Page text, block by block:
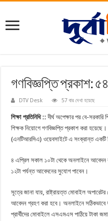
গণবিজ্ঞপ্তি প্রকাশ:
DTV Desk 57 বার দেখা হয়েছে
শিক্ষা প্রতিনিধি :: দীর্ঘ অপেক্ষার পর বে-
শিক্ষক নিয়োগে গণবিজ্ঞপ্তি প্রকাশ করা
(এনটিআরসিএ) ওয়েবসাইটে এ সংক্রান্ত একটি
৪ এপ্রিল সকাল ১০টা থেকে অনলাইনে আবেদন
১২টা পর্যন্ত আবেদনের সুযোগ পাবেন।
সূত্রে জানা যায়, রাষ্ট্রায়ত্ত মোবাইল
আবেদন গ্রহণ করা হবে। অনলাইনে
প্রার্থীদের মোবাইলে এসএমএস পাঠিয়ে টাকা জমা